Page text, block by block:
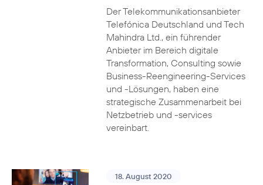
Der Telekommunikationsanbieter
Telefónica Deutschland und Tech
Mahindra Ltd., ein führender
Anbieter im Bereich digitale
Transformation, Consulting sowie
Business-Reengineering-Services
und -Lösungen, haben eine
strategische Zusammenarbeit bei
Netzbetrieb und -services
vereinbart.
18. August 2020